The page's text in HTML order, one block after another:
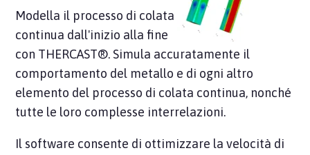
Modella il processo di colata
continua dall'inizio alla fine
con THERCAST®. Simula accuratamente il
comportamento del metallo e di ogni altro
elemento del processo di colata continua, nonché
tutte le loro complesse interrelazioni.
Il software consente di ottimizzare la velocità di